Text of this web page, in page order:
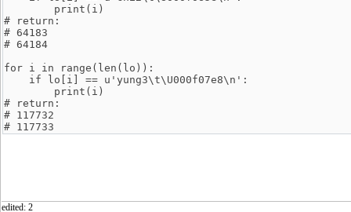
print(i)
# return:
# 64183
# 64184
for i in range(len(lo)):
if lo[i] == u'yung3\t\U000f07e8\n':
print(i)
# return:
# 117732
# 117733
edited: 2